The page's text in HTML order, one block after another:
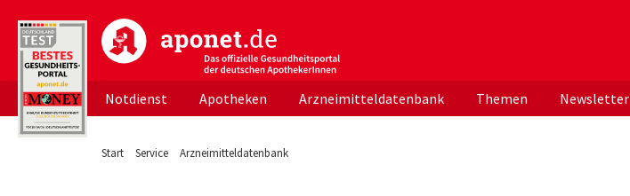
aponet.de - Das offizielle Gesundheitsportal der deutschen ApothekerInnen
Notdienst Apotheken Arzneimitteldatenbank Themen Newsletter
Start Service Arzneimitteldatenbank